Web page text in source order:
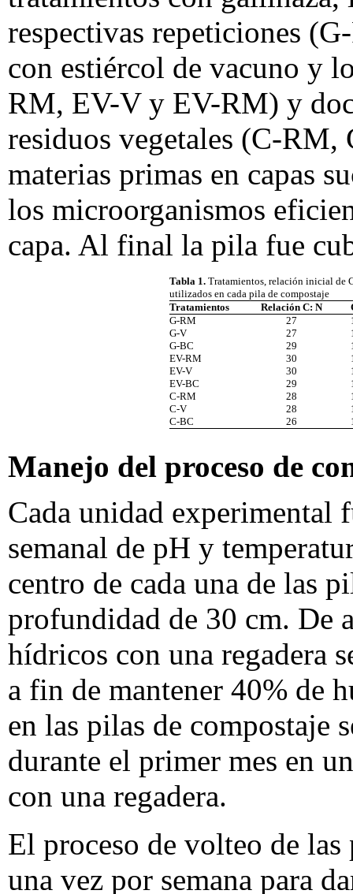
respectivas repeticiones
con estiércol de vacuno y
RM, EV-V y EV-RM) y
residuos vegetales (C-
materias primas en capas
los microorganismos
capa. Al final la pila fue
Tabla 1. Tratamientos, relación inicial de
utilizados en cada pila de compostaje
Tratamientos
Relación C: N
G-RM
27
G-V
27
G-BC
29
EV-RM
30
EV-V
30
EV-BC
29
C-RM
28
C-V
28
C-BC
26
Manejo del proceso de
Cada unidad experimental
semanal de pH y
centro de cada una de las
profundidad de 30 cm. De
hídricos con una regadera
a fin de mantener 40% de
en las pilas de compostaje
durante el primer mes en
con una regadera.
El proceso de volteo de
una vez por semana para